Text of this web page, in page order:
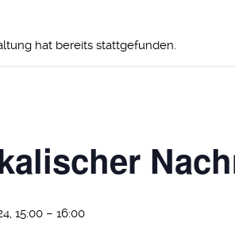
hat bereits stattgefunden.
15:00 – 16:00